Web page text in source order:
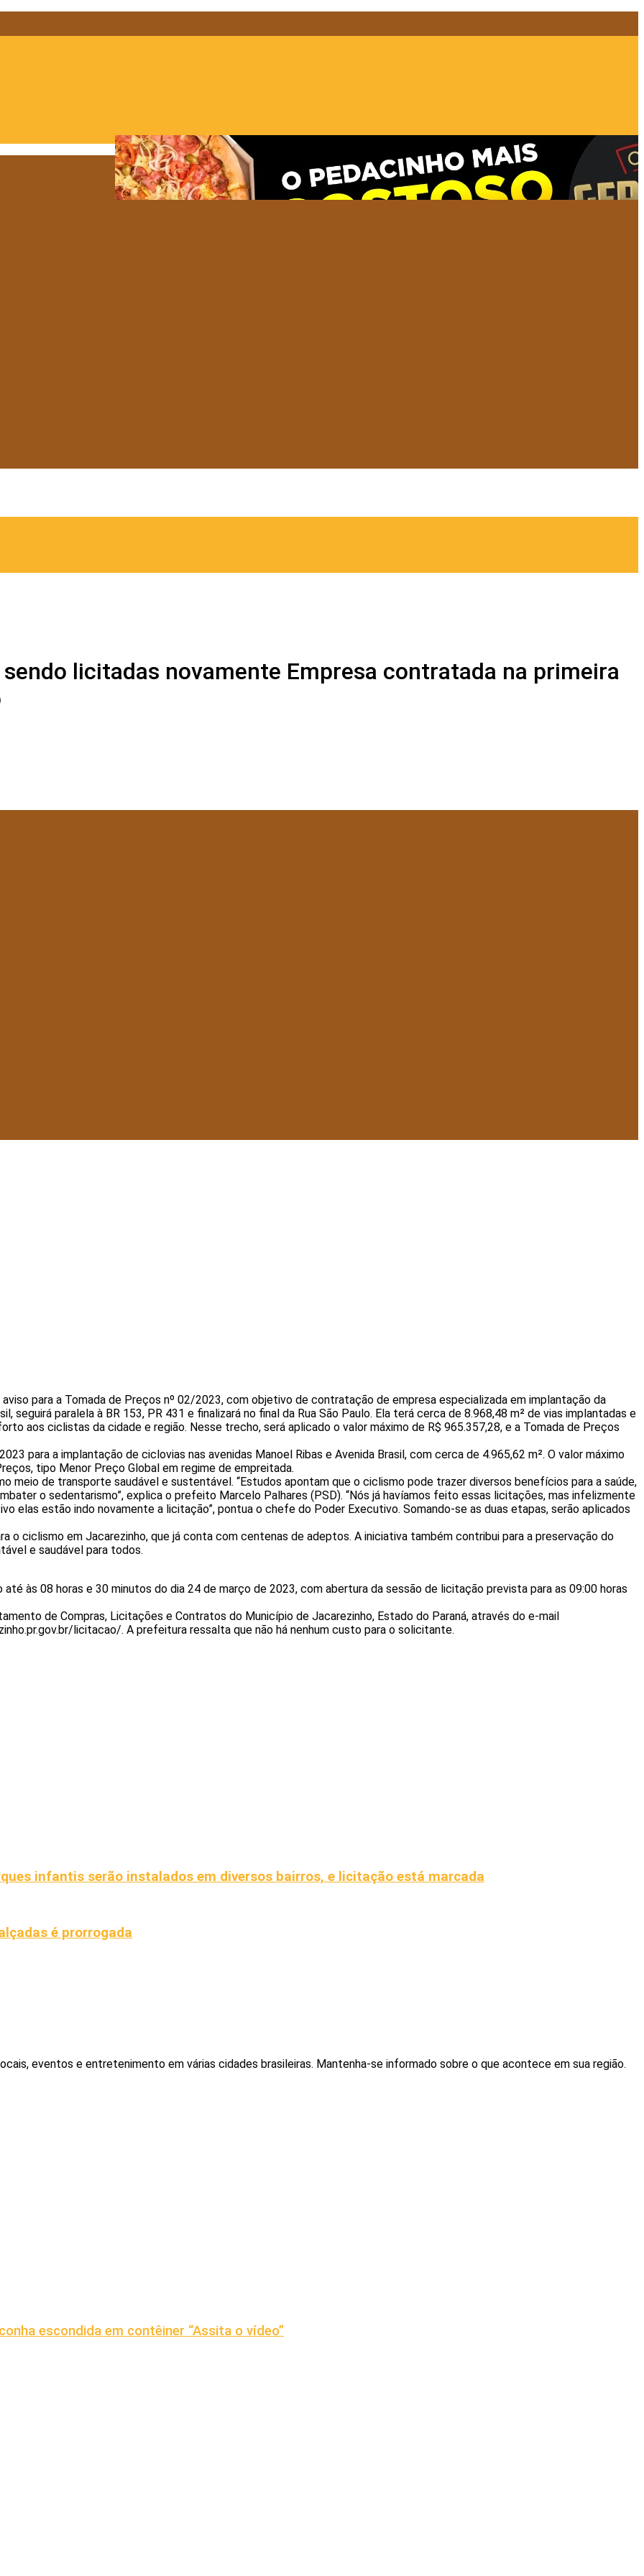
licitadas novamente Empresa contratada na primeira
para a Tomada de Preços nº 02/2023, com objetivo de contratação de empresa especializada em implantação da
seguirá paralela à BR 153, PR 431 e finalizará no final da Rua São Paulo. Ela terá cerca de 8.968,48 m² de vias implantadas e
aos ciclistas da cidade e região. Nesse trecho, será aplicado o valor máximo de R$ 965.357,28, e a Tomada de Preços
para a implantação de ciclovias nas avenidas Manoel Ribas e Avenida Brasil, com cerca de 4.965,62 m². O valor máximo
tipo Menor Preço Global em regime de empreitada.
meio de transporte saudável e sustentável. “Estudos apontam que o ciclismo pode trazer diversos benefícios para a saúde,
o sedentarismo”, explica o prefeito Marcelo Palhares (PSD). “Nós já havíamos feito essas licitações, mas infelizmente
elas estão indo novamente a licitação”, pontua o chefe do Poder Executivo. Somando-se as duas etapas, serão aplicados
o ciclismo em Jacarezinho, que já conta com centenas de adeptos. A iniciativa também contribui para a preservação do
e saudável para todos.
às 08 horas e 30 minutos do dia 24 de março de 2023, com abertura da sessão de licitação prevista para as 09:00 horas
de Compras, Licitações e Contratos do Município de Jacarezinho, Estado do Paraná, através do e-mail
licitacao/. A prefeitura ressalta que não há nenhum custo para o solicitante.
infantis serão instalados em diversos bairros, e licitação está marcada
é prorrogada
eventos e entretenimento em várias cidades brasileiras. Mantenha-se informado sobre o que acontece em sua região.
escondida em contêiner “Assita o vídeo”